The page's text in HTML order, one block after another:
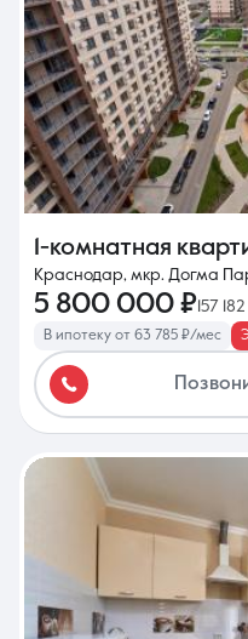
1-комнатная
Краснодар, мкр. Догма
5 800 000 ₽ 157
В ипотеку от 63 785 ₽/мес